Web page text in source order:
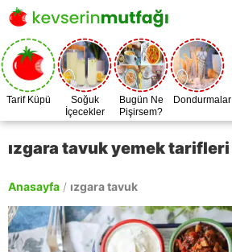
Tarif Küpü
Soğuk
İçecekler
Bugün Ne
Pişirsem?
Dondurmalar
ızgara tavuk yemek tarifleri
Anasayfa / ızgara tavuk